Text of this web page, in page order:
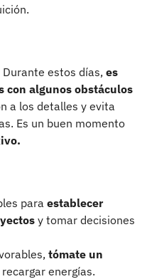
estos días, es
con algunos obstáculos
a los detalles y evita
Es un buen momento
para establecer
y tomar decisiones
tómate un
energías.